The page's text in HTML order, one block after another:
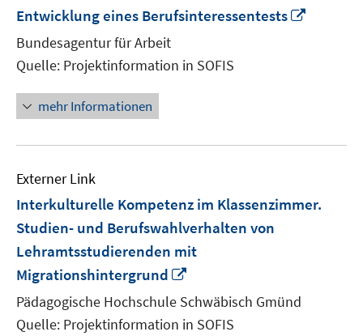
Entwicklung eines Berufsinteressentests
Bundesagentur für Arbeit
Quelle: Projektinformation in SOFIS
mehr Informationen
Externer Link
Interkulturelle Kompetenz im Klassenzimmer.
Studien- und Berufswahlverhalten von
Lehramtsstudierenden mit
Migrationshintergrund
neuem
Fenster
öffnen
Pädagogische Hochschule Schwäbisch Gmünd
Quelle: Projektinformation in SOFIS